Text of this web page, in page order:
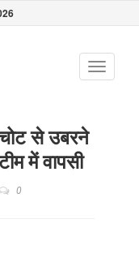
Toggle
से उबरने
में वापसी
0